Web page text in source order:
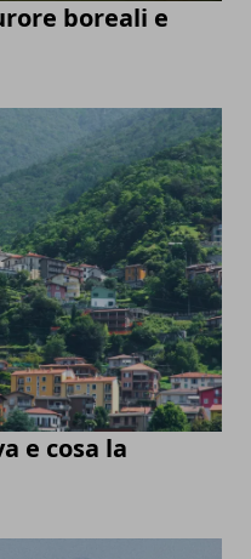
boreali e
e cosa la